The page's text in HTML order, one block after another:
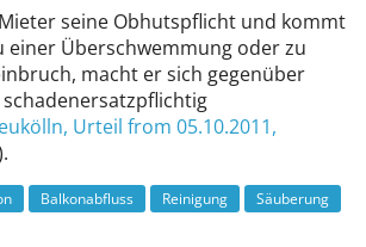
seine Obhutspflicht und kommt
einer Überschwemmung oder zu
macht er sich gegenüber
schadenersatzpflichtig
, Urteil from 05.10.2011,
Balkonabfluss Reinigung
Säuberung